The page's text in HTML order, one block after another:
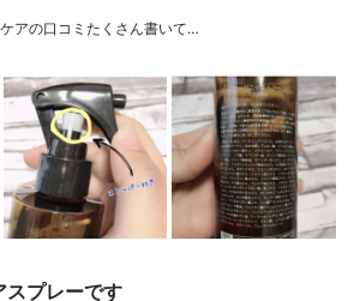
アの口コミたくさん書いて…
スプレーです